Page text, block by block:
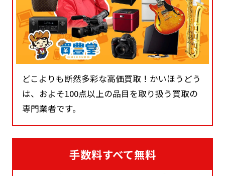
どこよりも断然多彩な高価買取！かいほうどう
は、およそ100点以上の品目を取り扱う買取の
専門業者です。
手数料すべて無料